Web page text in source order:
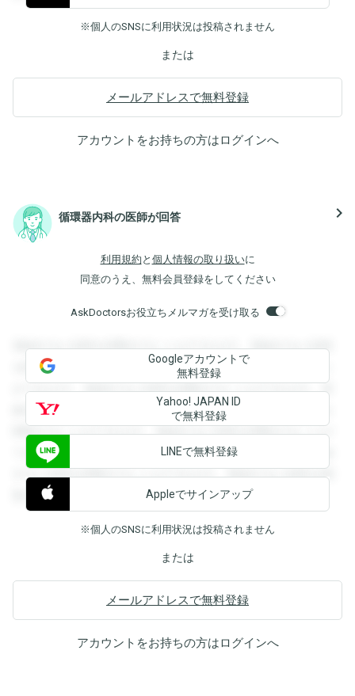
※個人のSNSに利用状況は投稿されません
または
メールアドレスで無料登録
アカウントをお持ちの方はログインへ
循環器内科の医師が回答 navigate_next
利用規約 と 個人情報の取り扱いに
同意のうえ、無料会員登録をしてください
AskDoctorsお役立ちメルマガを受け取る
登録すると回答を閲覧することができます。登録すると回答
を閲覧することができます。登録すると回答を閲覧すること
ができます。登録すると回答を閲覧することができます。登
録すると回答を閲覧することができます。登録すると回答を
閲覧することができます。登録すると回答を閲覧することが
できます。登録すると回答を閲覧することができます。登録
すると回答を閲覧することができます。登録すると回答を閲
覧することができます。
Googleアカウントで
無料登録
Yahoo! JAPAN ID
で無料登録
LINEで無料登録
Appleでサインアップ
※個人のSNSに利用状況は投稿されません
または
メールアドレスで無料登録
アカウントをお持ちの方はログインへ